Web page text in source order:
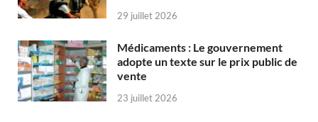
29 juillet 2026
Médicaments : Le gouvernement
adopte un texte sur le prix public de
vente
23 juillet 2026